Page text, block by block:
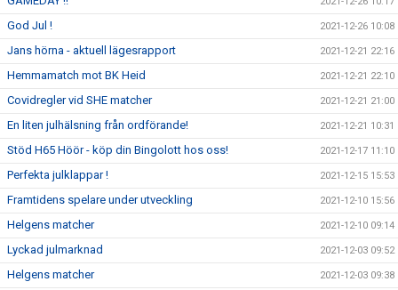
God Jul ! 2021-12-26 10:08
Jans hörna - aktuell lägesrapport 2021-12-21 22:16
Hemmamatch mot BK Heid 2021-12-21 22:10
Covidregler vid SHE matcher 2021-12-21 21:00
En liten julhälsning från ordförande! 2021-12-21 10:31
Stöd H65 Höör - köp din Bingolott hos oss! 2021-12-17 11:10
Perfekta julklappar ! 2021-12-15 15:53
Framtidens spelare under utveckling 2021-12-10 15:56
Helgens matcher 2021-12-10 09:14
Lyckad julmarknad 2021-12-03 09:52
Helgens matcher 2021-12-03 09:38